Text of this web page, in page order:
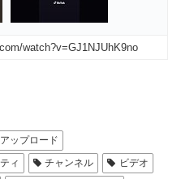
watch?v=GJ1NJUhK9no
アップロード
ィ チャンネル
ビデオ